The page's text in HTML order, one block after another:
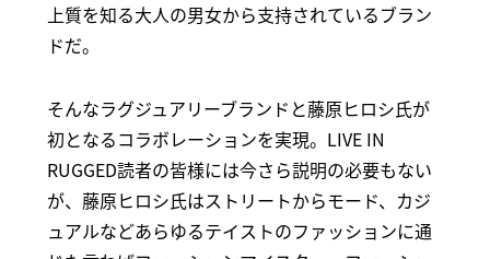
上質を知る大人の男女から支持されているブラン
ドだ。
そんなラグジュアリーブランドと藤原ヒロシ氏が
初となるコラボレーションを実現。LIVE IN
RUGGED読者の皆様には今さら説明の必要もない
が、藤原ヒロシ氏はストリートからモード、カジ
ュアルなどあらゆるテイストのファッションに通